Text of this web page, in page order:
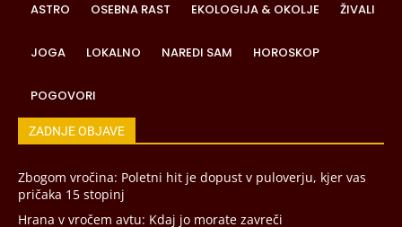
ASTRO OSEBNA RAST EKOLOGIJA & OKOLJE ŽIVALI
JOGA LOKALNO NAREDI SAM HOROSKOP
POGOVORI
ZADNJE OBJAVE
Zbogom vročina: Poletni hit je dopust v puloverju, kjer vas
pričaka 15 stopinj
Hrana v vročem avtu: Kdaj jo morate zavreči